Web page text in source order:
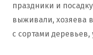
праздники и
выживали, хозяева
с сортами